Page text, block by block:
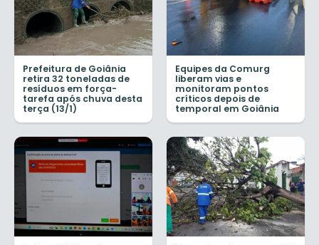
Prefeitura de Goiânia
retira 32 toneladas de
resíduos em força-
tarefa após chuva desta
terça (13/1)
Equipes da Comurg
liberam vias e
monitoram pontos
críticos depois de
temporal em Goiânia